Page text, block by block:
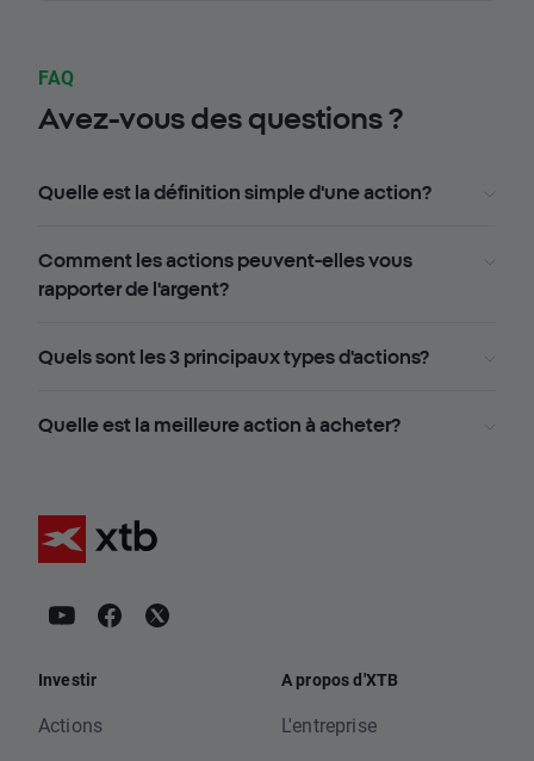
FAQ
Avez-vous des questions ?
Quelle est la définition simple d'une action?
Comment les actions peuvent-elles vous
rapporter de l'argent?
Quels sont les 3 principaux types d'actions?
Quelle est la meilleure action à acheter?
Investir
Actions
A propos d'XTB
L'entreprise